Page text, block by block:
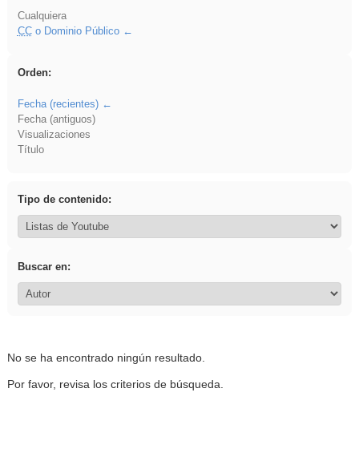
Cualquiera
CCo Dominio Público
Orden:
Fecha (recientes)
Fecha (antiguos)
Visualizaciones
Título
Tipo de contenido:
Buscar en:
No se ha encontrado ningún resultado.
Por favor, revisa los criterios de búsqueda.